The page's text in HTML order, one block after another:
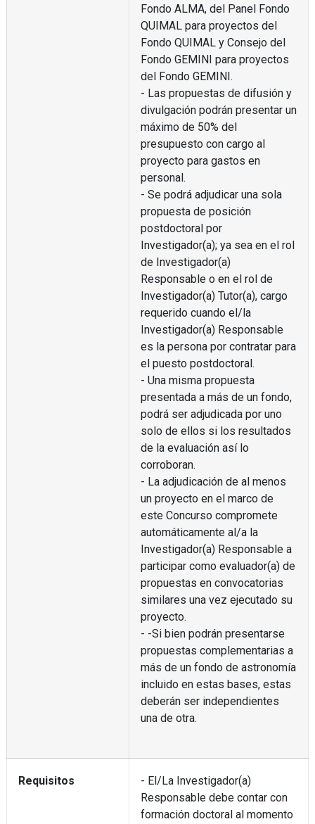
Fondo ALMA, del Panel Fondo
QUIMAL para proyectos del
Fondo QUIMAL y Consejo del
Fondo GEMINI para proyectos
del Fondo GEMINI.
- Las propuestas de difusión y
divulgación podrán presentar un
máximo de 50% del
presupuesto con cargo al
proyecto para gastos en
personal.
- Se podrá adjudicar una sola
propuesta de posición
postdoctoral por
Investigador(a); ya sea en el rol
de Investigador(a)
Responsable o en el rol de
Investigador(a) Tutor(a), cargo
requerido cuando el/la
Investigador(a) Responsable
es la persona por contratar para
el puesto postdoctoral.
- Una misma propuesta
presentada a más de un fondo,
podrá ser adjudicada por uno
solo de ellos si los resultados
de la evaluación así lo
corroboran.
- La adjudicación de al menos
un proyecto en el marco de
este Concurso compromete
automáticamente al/a la
Investigador(a) Responsable a
participar como evaluador(a) de
propuestas en convocatorias
similares una vez ejecutado su
proyecto.
- -Si bien podrán presentarse
propuestas complementarias a
más de un fondo de astronomía
incluido en estas bases, estas
deberán ser independientes
una de otra.
Requisitos
- El/La Investigador(a)
Responsable debe contar con
formación doctoral al momento